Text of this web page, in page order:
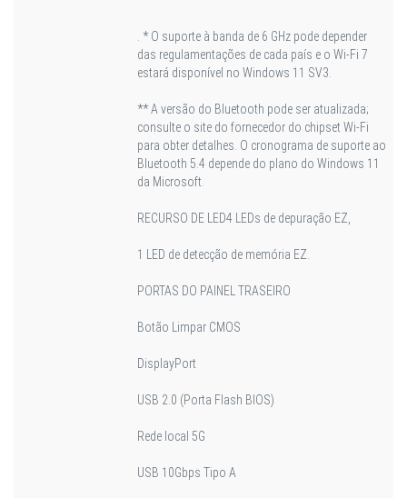
. * O suporte à banda de 6 GHz pode depender
das regulamentações de cada país e o Wi-Fi 7
estará disponível no Windows 11 SV3.
** A versão do Bluetooth pode ser atualizada;
consulte o site do fornecedor do chipset Wi-Fi
para obter detalhes. O cronograma de suporte ao
Bluetooth 5.4 depende do plano do Windows 11
da Microsoft.
RECURSO DE LED4 LEDs de depuração EZ,
1 LED de detecção de memória EZ.
PORTAS DO PAINEL TRASEIRO
Botão Limpar CMOS
DisplayPort
USB 2.0 (Porta Flash BIOS)
Rede local 5G
USB 10Gbps Tipo A